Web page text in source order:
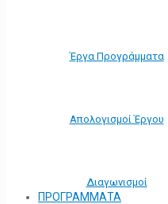
Έργα Προγράμματα
Απολογισμοί Έργου
Διαγωνισμοί
ΠΡΟΓΡΑΜΜΑΤΑ